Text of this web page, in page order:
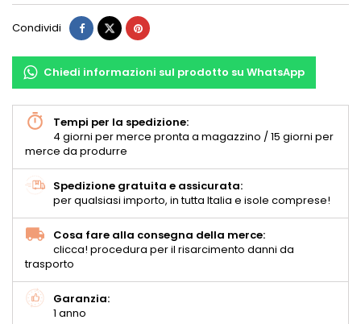
Condividi
Chiedi informazioni sul prodotto su WhatsApp
Tempi per la spedizione:
4 giorni per merce pronta a magazzino / 15 giorni per
merce da produrre
Spedizione gratuita e assicurata:
per qualsiasi importo, in tutta Italia e isole comprese!
Cosa fare alla consegna della merce:
clicca! procedura per il risarcimento danni da
trasporto
Garanzia:
1 anno